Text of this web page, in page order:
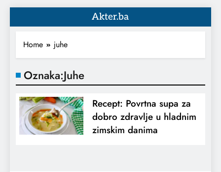
Akter.ba
Home juhe
Oznaka:Juhe
Recept: Povrtna supa za
dobro zdravlje u hladnim
zimskim danima